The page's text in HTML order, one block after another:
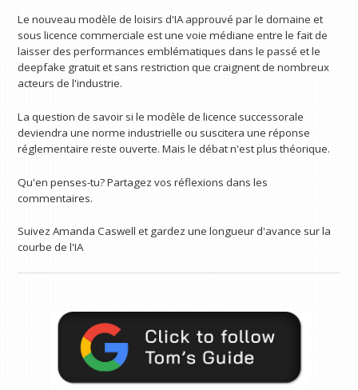
Le nouveau modèle de loisirs d'IA approuvé par le domaine et
sous licence commerciale est une voie médiane entre le fait de
laisser des performances emblématiques dans le passé et le
deepfake gratuit et sans restriction que craignent de nombreux
acteurs de l'industrie.
La question de savoir si le modèle de licence successorale
deviendra une norme industrielle ou suscitera une réponse
réglementaire reste ouverte. Mais le débat n'est plus théorique.
Qu'en penses-tu? Partagez vos réflexions dans les
commentaires.
Suivez Amanda Caswell et gardez une longueur d'avance sur la
courbe de l'IA